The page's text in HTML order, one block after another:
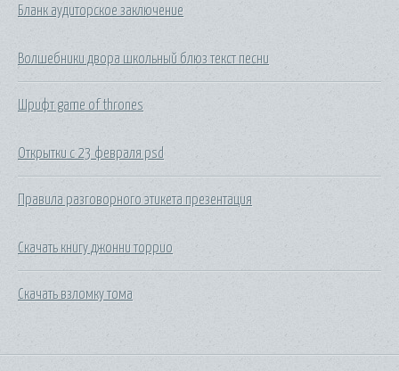
Бланк аудиторское заключение
Волшебники двора школьный блюз текст песни
Шрифт game of thrones
Открытки с 23 февраля psd
Правила разговорного этикета презентация
Скачать книгу джонни торрио
Скачать взломку тома